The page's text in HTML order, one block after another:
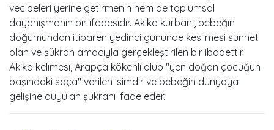
vecibeleri yerine getirmenin hem de toplumsal
dayanışmanın bir ifadesidir. Akika kurbanı, bebeğin
doğumundan itibaren yedinci gününde kesilmesi sünnet
olan ve şükran amacıyla gerçekleştirilen bir ibadettir.
Akika kelimesi, Arapça kökenli olup "yen doğan çocuğun
başındaki saça" verilen isimdir ve bebeğin dünyaya
gelişine duyulan şükranı ifade eder.